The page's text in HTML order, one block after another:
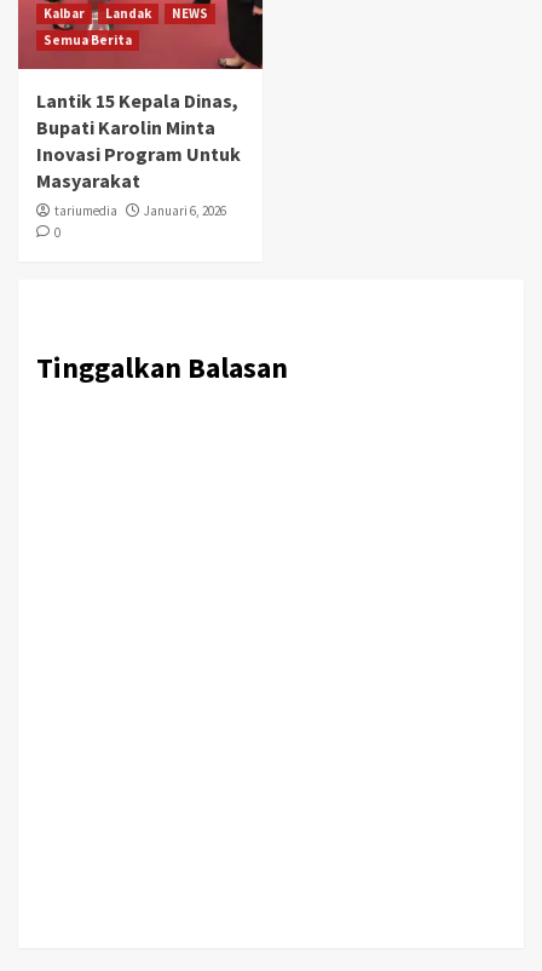
Kalbar Landak
NEWS
Semua Berita
Lantik 15 Kepala Dinas,
Bupati Karolin Minta
Inovasi Program Untuk
Masyarakat
tariumedia
Januari 6, 2026
0
Tinggalkan Balasan